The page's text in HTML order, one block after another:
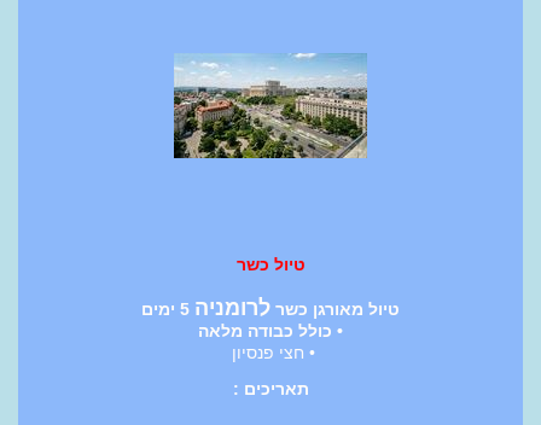
טיול כשר
טיול מאורגן כשר לרומניה 5 ימים
• כולל כבודה מלאה
• חצי פנסיון
תאריכים :